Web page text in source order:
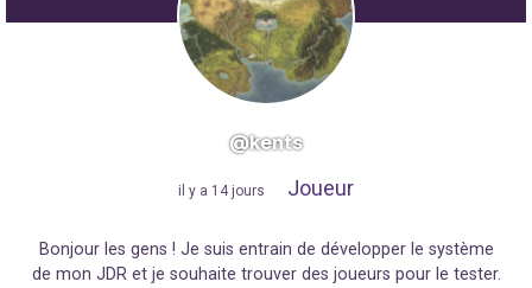
@kents
il y a 14 jours Joueur
Bonjour les gens ! Je suis entrain de développer le système
de mon JDR et je souhaite trouver des joueurs pour le tester.